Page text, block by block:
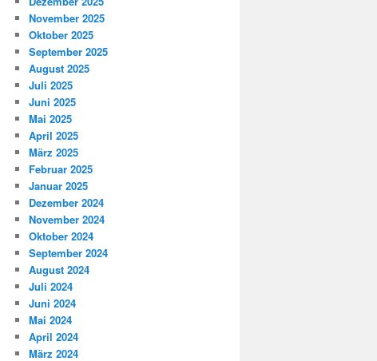
November 2025
Oktober 2025
September 2025
August 2025
Juli 2025
Juni 2025
Mai 2025
April 2025
März 2025
Februar 2025
Januar 2025
Dezember 2024
November 2024
Oktober 2024
September 2024
August 2024
Juli 2024
Juni 2024
Mai 2024
April 2024
März 2024